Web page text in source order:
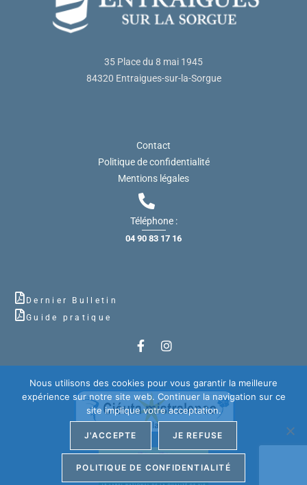
35 Place du 8 mai 1945
84320 Entraigues-sur-la-Sorgue
Contact
Politique de confidentialité
Mentions légales
Téléphone :
04 90 83 17 16
Dernier Bulletin
Guide pratique
Nous utilisons des cookies pour vous garantir la meilleure
expérience sur notre site web. Continuer la navigation sur ce
site implique votre acceptation.
J'ACCEPTE JE REFUSE
POLITIQUE DE CONFIDENTIALITÉ